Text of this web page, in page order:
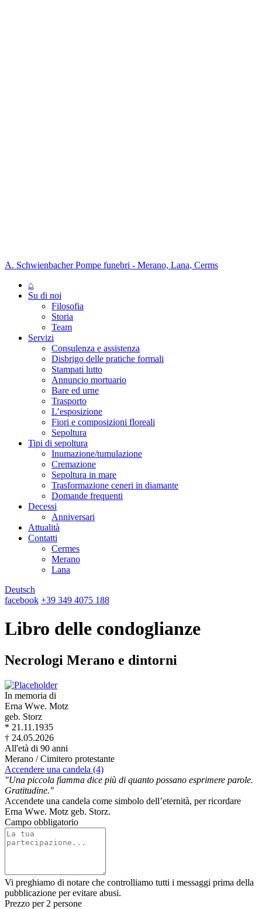
A. Schwienbacher Pompe funebri - Merano, Lana, Cerms
⌂
Su di noi
Filosofia
Storia
Team
Servizi
Consulenza e assistenza
Disbrigo delle pratiche formali
Stampati lutto
Annuncio mortuario
Bare ed urne
Trasporto
L’esposizione
Fiori e composizioni floreali
Sepoltura
Tipi di sepoltura
Inumazione/tumulazione
Cremazione
Sepoltura in mare
Trasformazione ceneri in diamante
Domande frequenti
Decessi
Anniversari
Attualità
Contatti
Cermes
Merano
Lana
Deutsch
facebook +39 349 4075 188
Libro delle condoglianze
Necrologi Merano e dintorni
In memoria di
Erna Wwe. Motz
geb. Storz
* 21.11.1935
† 24.05.2026
All'età di 90 anni
Merano / Cimitero protestante
Accendere una candela (4)
"Una piccola fiamma dice più di quanto possano esprimere parole.
Gratitudine."
Accendete una candela come simbolo dell’eternità, per ricordare
Erna Wwe. Motz geb. Storz.
Campo obbligatorio
Vi preghiamo di notare che controlliamo tutti i messaggi prima della
pubblicazione per evitare abusi.
Prezzo per 2 persone